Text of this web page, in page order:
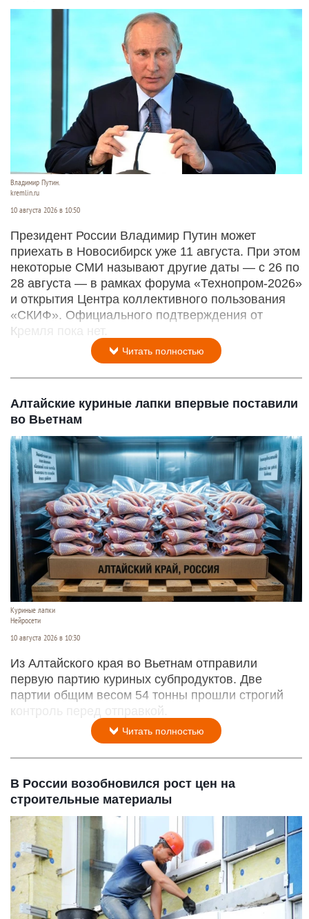
Владимир Путин.
kremlin.ru
10 августа 2026 в 10:50
Президент России Владимир Путин может
приехать в Новосибирск уже 11 августа. При этом
некоторые СМИ называют другие даты — с 26 по
28 августа — в рамках форума «Технопром-2026»
и открытия Центра коллективного пользования
«СКИФ». Официального подтверждения от
Кремля пока нет.
Читать полностью
Алтайские куриные лапки впервые поставили
во Вьетнам
Куриные лапки
Нейросети
10 августа 2026 в 10:30
Из Алтайского края во Вьетнам отправили
первую партию куриных субпродуктов. Две
партии общим весом 54 тонны прошли строгий
контроль перед отправкой.
Читать полностью
В России возобновился рост цен на
строительные материалы